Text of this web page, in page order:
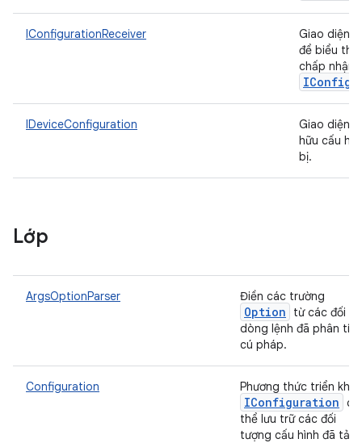
IConfigurationReceiver
Giao diện
để biểu thị
chấp nhận
IDeviceConfiguration
Giao diện
hữu cấu
bị.
Lớp
ArgsOptionParser Điền các trường
Option
từ các đối số
dòng lệnh đã phân tích
cú pháp.
Configuration Phương thức triển khai
IConfiguration cụ
thể lưu trữ các đối
tượng cấu hình đã tải